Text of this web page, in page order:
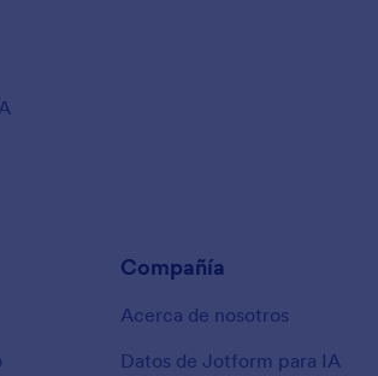
Compañía
Acerca de nosotros
Datos de Jotform para IA